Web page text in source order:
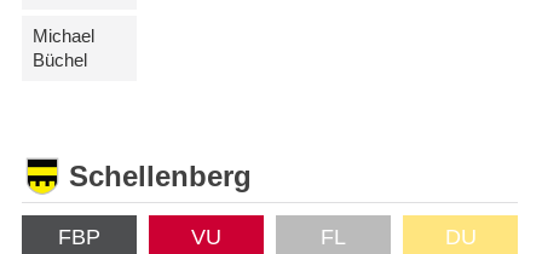
Michael
Büchel
Schellenberg
FBP VU FL DU